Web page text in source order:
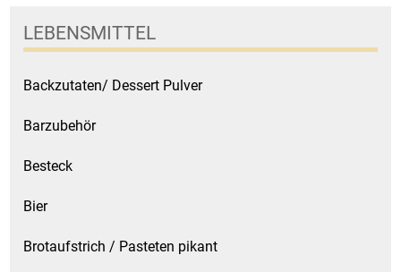
LEBENSMITTEL
Backzutaten/ Dessert Pulver
Barzubehör
Besteck
Bier
Brotaufstrich / Pasteten pikant